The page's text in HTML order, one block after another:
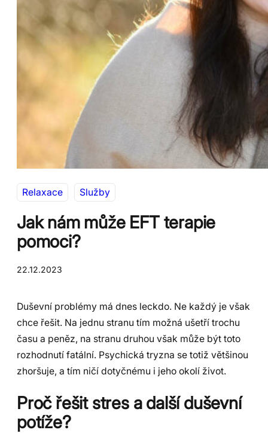
Relaxace Služby
Jak nám může EFT terapie
pomoci?
22.12.2023
Duševní problémy má dnes leckdo. Ne každý je však
chce řešit. Na jednu stranu tím možná ušetří trochu
času a peněz, na stranu druhou však může být toto
rozhodnutí fatální. Psychická tryzna se totiž většinou
zhoršuje, a tím ničí dotyčnému i jeho okolí život.
Proč řešit stres a další duševní
potíže?